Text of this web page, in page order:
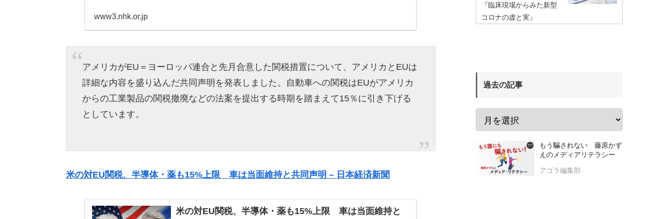
www3.nhk.or.jp
アメリカがEU＝ヨーロッパ連合と先月合意した関税措置について、アメリカとEUは
詳細な内容を盛り込んだ共同声明を発表しました。自動車への関税はEUがアメリカ
からの工業製品の関税撤廃などの法案を提出する時期を踏まえて15％に引き下げる
としています。
米の対EU関税、半導体・薬も15%上限 車は当面維持と共同声明 – 日本経済新聞
米の対EU関税、半導体・薬も15%上限 車は当面維持と
『臨床現場からみた新型
コロナの虚と実』
過去の記事
もう騙されない 藤原かず
えのメディアリテラシー
アゴラ編集部